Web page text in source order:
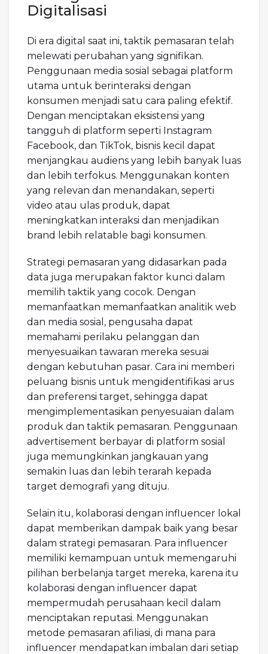
Digitalisasi
Di era digital saat ini, taktik pemasaran telah
melewati perubahan yang signifikan.
Penggunaan media sosial sebagai platform
utama untuk berinteraksi dengan
konsumen menjadi satu cara paling efektif.
Dengan menciptakan eksistensi yang
tangguh di platform seperti Instagram
Facebook, dan TikTok, bisnis kecil dapat
menjangkau audiens yang lebih banyak luas
dan lebih terfokus. Menggunakan konten
yang relevan dan menandakan, seperti
video atau ulas produk, dapat
meningkatkan interaksi dan menjadikan
brand lebih relatable bagi konsumen.
Strategi pemasaran yang didasarkan pada
data juga merupakan faktor kunci dalam
memilih taktik yang cocok. Dengan
memanfaatkan memanfaatkan analitik web
dan media sosial, pengusaha dapat
memahami perilaku pelanggan dan
menyesuaikan tawaran mereka sesuai
dengan kebutuhan pasar. Cara ini memberi
peluang bisnis untuk mengidentifikasi arus
dan preferensi target, sehingga dapat
mengimplementasikan penyesuaian dalam
produk dan taktik pemasaran. Penggunaan
advertisement berbayar di platform sosial
juga memungkinkan jangkauan yang
semakin luas dan lebih terarah kepada
target demografi yang dituju.
Selain itu, kolaborasi dengan influencer lokal
dapat memberikan dampak baik yang besar
dalam strategi pemasaran. Para influencer
memiliki kemampuan untuk memengaruhi
pilihan berbelanja target mereka, karena itu
kolaborasi dengan influencer dapat
mempermudah perusahaan kecil dalam
menciptakan reputasi. Menggunakan
metode pemasaran afiliasi, di mana para
influencer mendapatkan imbalan dari setiap